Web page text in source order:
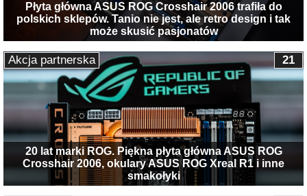
Płyta główna ASUS ROG Crosshair 2006 trafiła do
polskich sklepów. Tanio nie jest, ale retro design i tak
może skusić pasjonatów
20 lat marki ROG. Piękna płyta główna ASUS ROG
Crosshair 2006, okulary ASUS ROG Xreal R1 i inne
smakołyki
21
Akcja partnerska